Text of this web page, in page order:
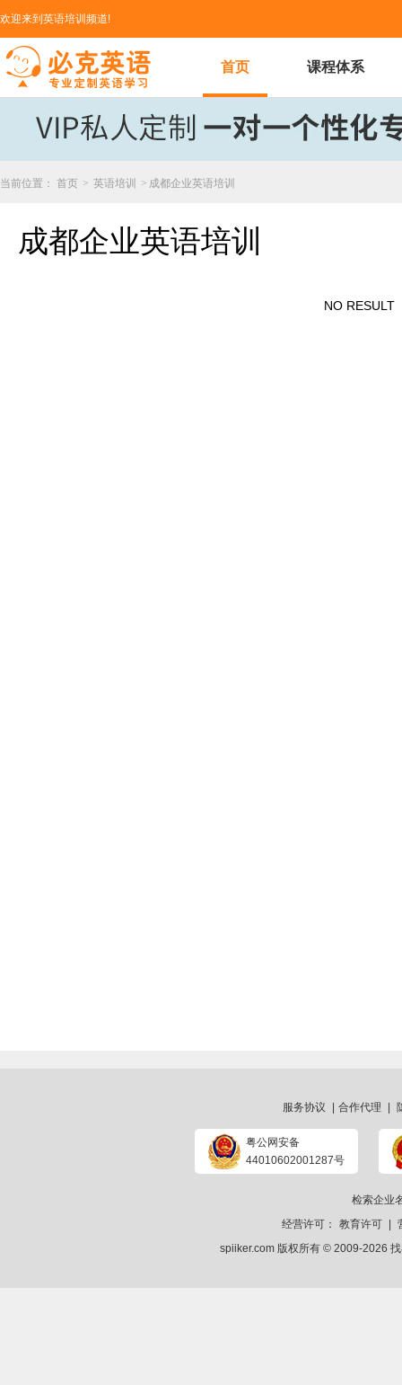
欢迎来到英语培训频道!
首页 课程体系
当前位置： 首页 > 英语培训 > 成都企业英语培训
成都企业英语培训
NO RESULT
服务协议 合作代理
粤公网安备
44010602001287号
检索企业
经营许可：
教育许可
spiiker.com 版权所有 © 2009-2026